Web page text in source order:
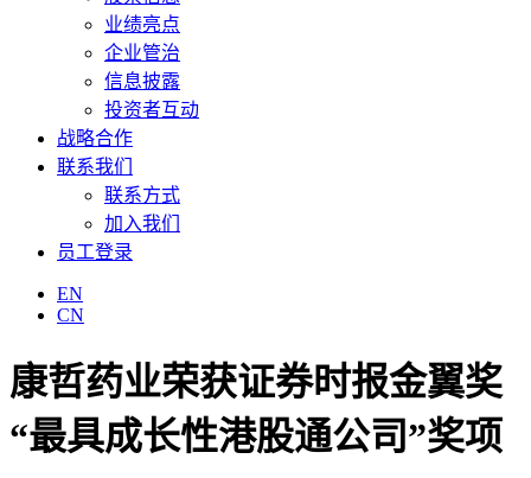
业绩亮点
企业管治
信息披露
投资者互动
战略合作
联系我们
联系方式
加入我们
员工登录
EN
CN
康哲药业荣获证券时报金翼奖
“最具成长性港股通公司”奖项